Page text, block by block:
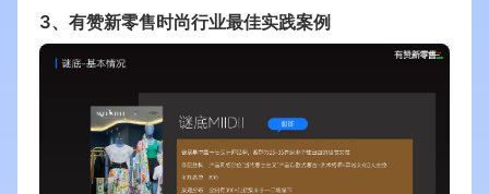
3、有赞新零售时尚行业最佳实践案例